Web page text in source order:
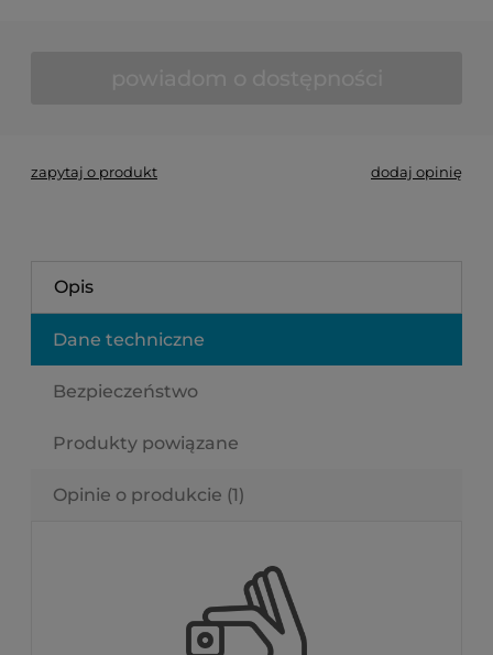
zapytaj o produkt dodaj opinię
Opis
Dane techniczne
Bezpieczeństwo
Produkty powiązane
Opinie o produkcie (1)